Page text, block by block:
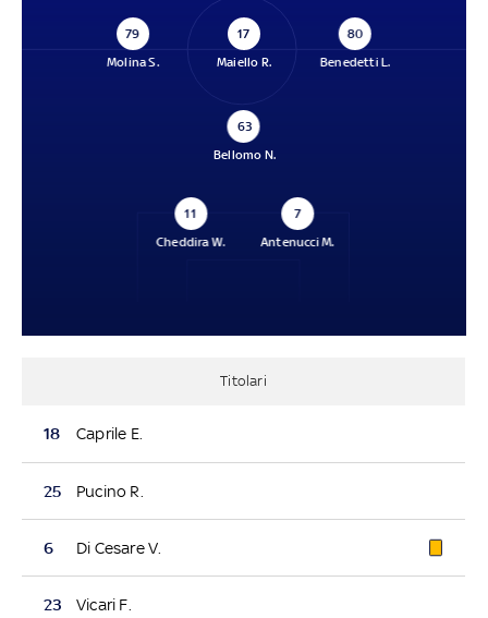
79
Molina S.
17
Maiello R.
80
Benedetti L.
63
Bellomo N.
11
Cheddira W.
7
Antenucci M.
Titolari
18 Caprile E.
25 Pucino R.
6 Di Cesare V.
23 Vicari F.